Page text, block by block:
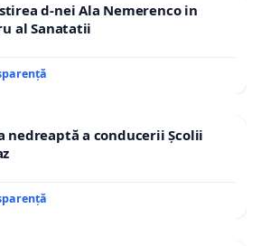
d-nei Ala Nemerenco in
al Sanatatii
nedreaptă a conducerii Școlii